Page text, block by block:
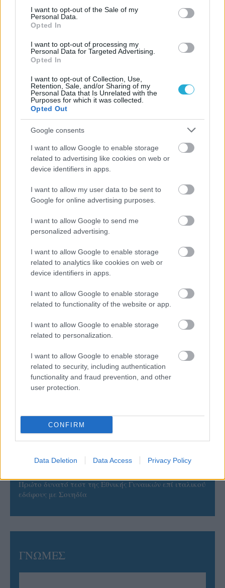
consent section.
I want to opt-out of the Sale of my
Personal Data.
Opted In
I want to opt-out of processing my
Personal Data for Targeted Advertising.
Opted In
I want to opt-out of Collection, Use,
Retention, Sale, and/or Sharing of my
Personal Data that Is Unrelated with the
Purposes for which it was collected.
Opted Out
Google consents
I want to allow Google to enable storage
related to advertising like cookies on web or
device identifiers in apps.
I want to allow my user data to be sent to
Google for online advertising purposes.
I want to allow Google to send me
personalized advertising.
I want to allow Google to enable storage
related to analytics like cookies on web or
device identifiers in apps.
I want to allow Google to enable storage
related to functionality of the website or app.
I want to allow Google to enable storage
related to personalization.
I want to allow Google to enable storage
related to security, including authentication
functionality and fraud prevention, and other
user protection.
CONFIRM
Data Deletion Data Access Privacy Policy
ΡΟΗ ΕΙΔΗΣΕΩΝ
06/08/2026
Το πάλεψε μέχρι τέλους η Εθνική γυναικών κόντρα
06/08/2026
Πρωτάθλημα τον Δεκέμβριο – Αντιδρούν οι σύλλογοι
06/08/2026
Έτοιμη για… υψηλές πτήσεις η Μπενφίκα του Ψάρρα
05/08/2026
Ισόπαλο το πρωτο φιλικό τεστ της Εθνικής στο
Ουρμπίνο
Προς στρατηγική συνεργασία ΠΑΣΑΠΠ και
Πανεπιστημίου Πατρών
Πρώτο δυνατό τεστ της Εθνικής Γυναικών επί ιταλικού
εδάφους με Σουηδία
ΓΝΩΜΕΣ